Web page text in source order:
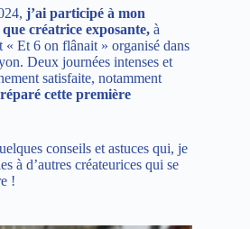
j’ai participé à mon
créatrice exposante, à
« Et 6 on flânait » organisé dans
Deux journées intenses et
satisfaite, notamment
cette première
conseils et astuces qui, je
à d’autres créateurices qui se
!